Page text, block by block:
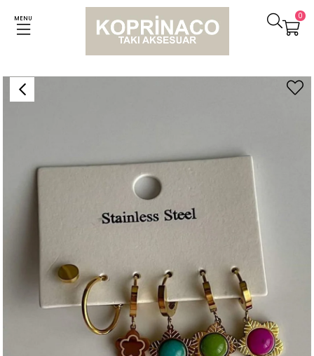
MENU 0
Küpeler Çelik Renkli Taşlı Altılı Küpe Seti (3 Cm)